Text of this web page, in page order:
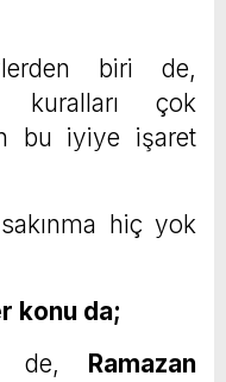
biri de,
kuralları çok
bu iyiye işaret
hiç yok
konu da;
de, Ramazan